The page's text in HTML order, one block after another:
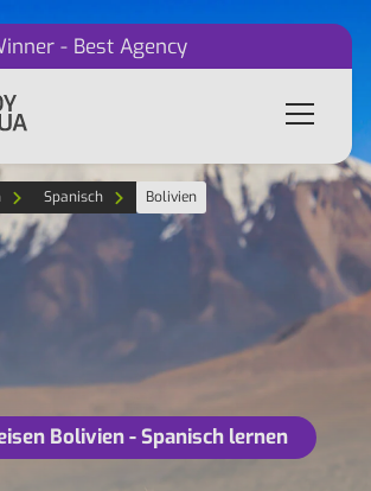
- Best Agency
Spanisch Bolivien
Bolivien - Spanisch lernen